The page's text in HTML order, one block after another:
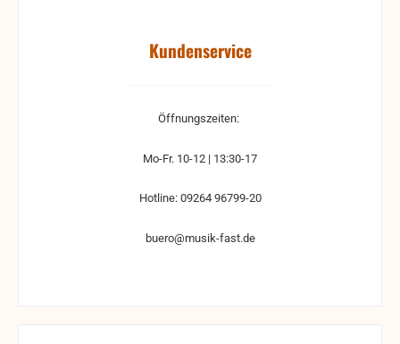
Kundenservice
Öffnungszeiten:
Mo-Fr. 10-12 | 13:30-17
Hotline: 09264 96799-20
buero@musik-fast.de